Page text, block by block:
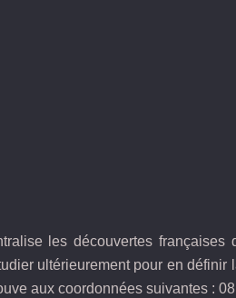
les découvertes françaises
ultérieurement pour en définir
aux coordonnées suivantes :